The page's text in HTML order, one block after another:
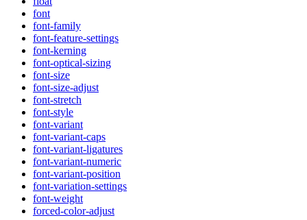
font
font-family
font-feature-settings
font-kerning
font-optical-sizing
font-size
font-size-adjust
font-stretch
font-style
font-variant
font-variant-caps
font-variant-ligatures
font-variant-numeric
font-variant-position
font-variation-settings
font-weight
forced-color-adjust